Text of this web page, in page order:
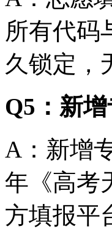
所有代码
久锁定，
Q5：新
A：新增
年《高考
方填报平